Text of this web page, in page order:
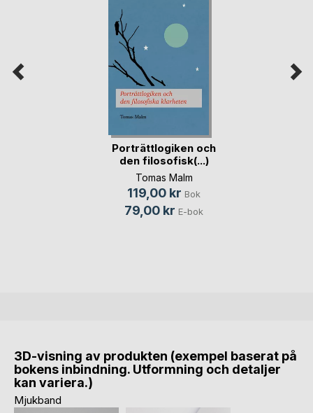
Porträttlogiken och
den filosofisk(...)
Tomas Malm
119,00 kr Bok
79,00 kr E-bok
3D-visning av produkten (exempel baserat på
bokens inbindning. Utformning och detaljer
kan variera.)
Mjukband